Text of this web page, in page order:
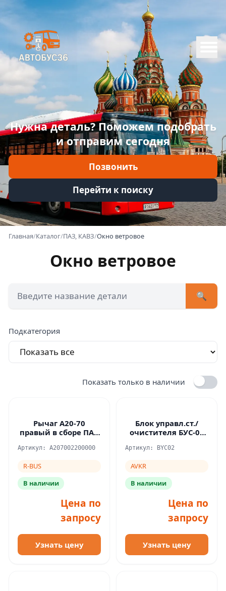
Нужна деталь? Поможем подобрать
и отправим сегодня
Позвонить
Перейти к поиску
Меню
Главная
Каталог
Марки
Информация
+7 (473) 222-51-33
Главная/Каталог/ПАЗ, КАВЗ/Окно ветровое
Окно ветровое
🔍
Подкатегория
Показать только в наличии
Рычаг А20-70
правый в сборе ПАЗ
Артикул: A207002200000
R-BUS
В наличии
Цена по
запросу
Узнать цену
Блок управл.ст./
очистителя БУС-02
Артикул: BYC02
AVKR
В наличии
Цена по
запросу
Узнать цену